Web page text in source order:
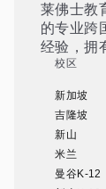
莱佛士教
的专业跨
经验，拥
校区
新加坡
吉隆坡
新山
米兰
曼谷K-12